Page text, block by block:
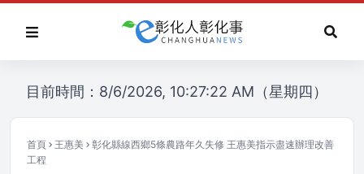
目前時間：8/6/2026, 10:27:22 AM（星期四）
首頁 王惠美
彰化縣線西鄉5條農路年久失修 王惠美指示盡速辦理改善
工程